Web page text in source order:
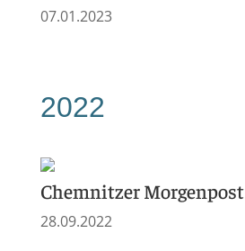
07.01.2023
2022
Chemnitzer Morgenpost
28.09.2022